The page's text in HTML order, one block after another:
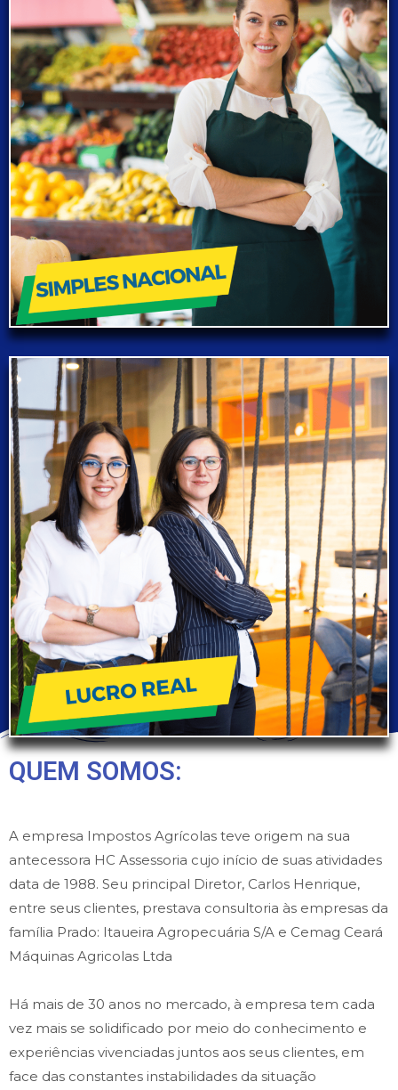
QUEM SOMOS:
A empresa Impostos Agrícolas teve origem na sua
antecessora HC Assessoria cujo início de suas atividades
data de 1988. Seu principal Diretor, Carlos Henrique,
entre seus clientes, prestava consultoria às empresas da
família Prado: Itaueira Agropecuária S/A e Cemag Ceará
Máquinas Agricolas Ltda
Há mais de 30 anos no mercado, à empresa tem cada
vez mais se solidificado por meio do conhecimento e
experiências vivenciadas juntos aos seus clientes, em
face das constantes instabilidades da situação